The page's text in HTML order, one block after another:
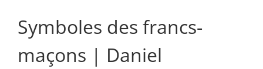
Symboles des francs-
maçons | Daniel